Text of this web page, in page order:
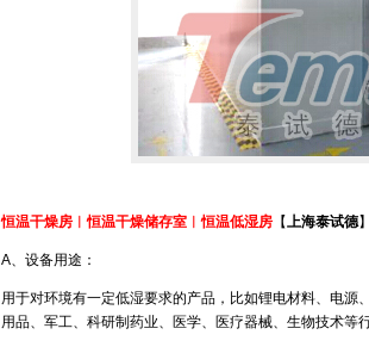
恒温干燥房︱恒温干燥储存室 ︱恒温低湿房 【上海泰试德】
A、设备用途：
用于对环境有一定低湿要求的产品，比如锂电材料、电
用品、军工、科研制药业、医学、医疗器械、生物技术等